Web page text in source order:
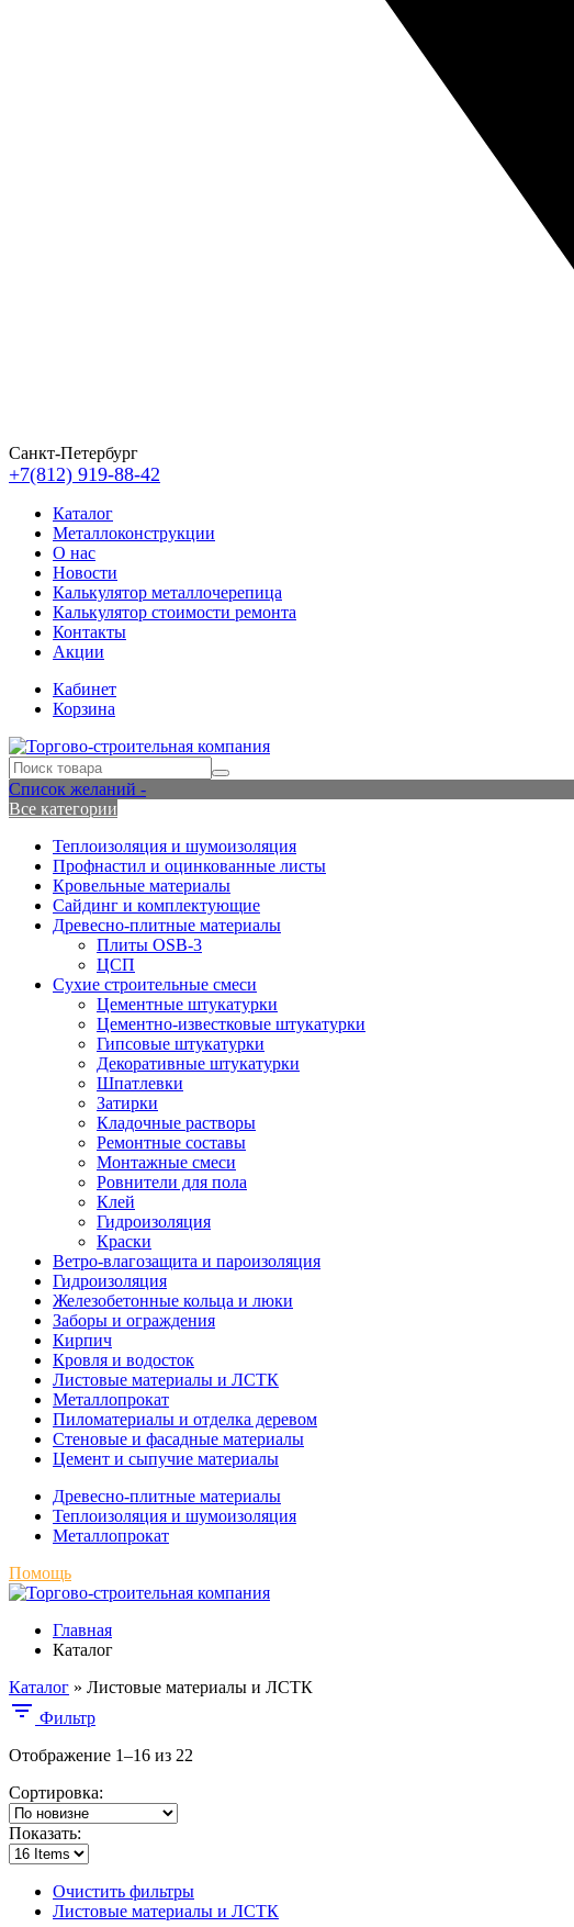
Санкт-Петербург
+7(812) 919-88-42
Каталог
Металлоконструкции
О нас
Новости
Калькулятор металлочерепица
Калькулятор стоимости ремонта
Контакты
Акции
Кабинет
Корзина
Список желаний -
Все категории
Теплоизоляция и шумоизоляция
Профнастил и оцинкованные листы
Кровельные материалы
Сайдинг и комплектующие
Древесно-плитные материалы
Плиты OSB-3
ЦСП
Сухие строительные смеси
Цементные штукатурки
Цементно-известковые штукатурки
Гипсовые штукатурки
Декоративные штукатурки
Шпатлевки
Затирки
Кладочные растворы
Ремонтные составы
Монтажные смеси
Ровнители для пола
Клей
Гидроизоляция
Краски
Ветро-влагозащита и пароизоляция
Гидроизоляция
Железобетонные кольца и люки
Заборы и ограждения
Кирпич
Кровля и водосток
Листовые материалы и ЛСТК
Металлопрокат
Пиломатериалы и отделка деревом
Стеновые и фасадные материалы
Цемент и сыпучие материалы
Древесно-плитные материалы
Теплоизоляция и шумоизоляция
Металлопрокат
Помощь
Главная
Каталог
Каталог » Листовые материалы и ЛСТК
Фильтр
Отображение 1–16 из 22
Сортировка:
Показать:
Очистить фильтры
Листовые материалы и ЛСТК